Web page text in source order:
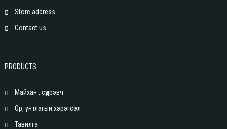
Store address
Contact us
PRODUCTS
Майхан , сүүдрэвч
Ор, унтлагын хэрэгсэл
Тавилга